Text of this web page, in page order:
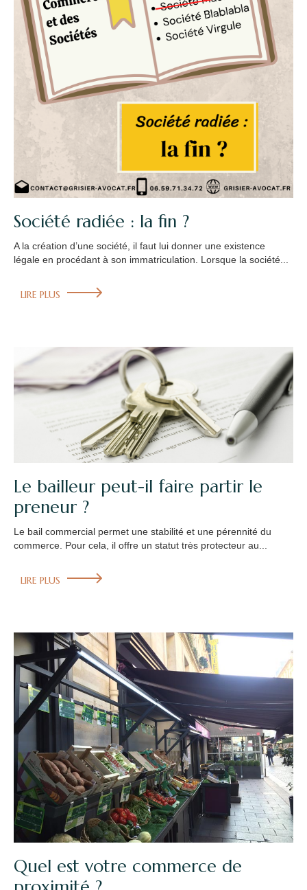
Société radiée : la fin ?
A la création d’une société, il faut lui donner une existence
légale en procédant à son immatriculation. Lorsque la société...
LIRE PLUS
Le bailleur peut-il faire partir le
preneur ?
Le bail commercial permet une stabilité et une pérennité du
commerce. Pour cela, il offre un statut très protecteur au...
LIRE PLUS
Quel est votre commerce de